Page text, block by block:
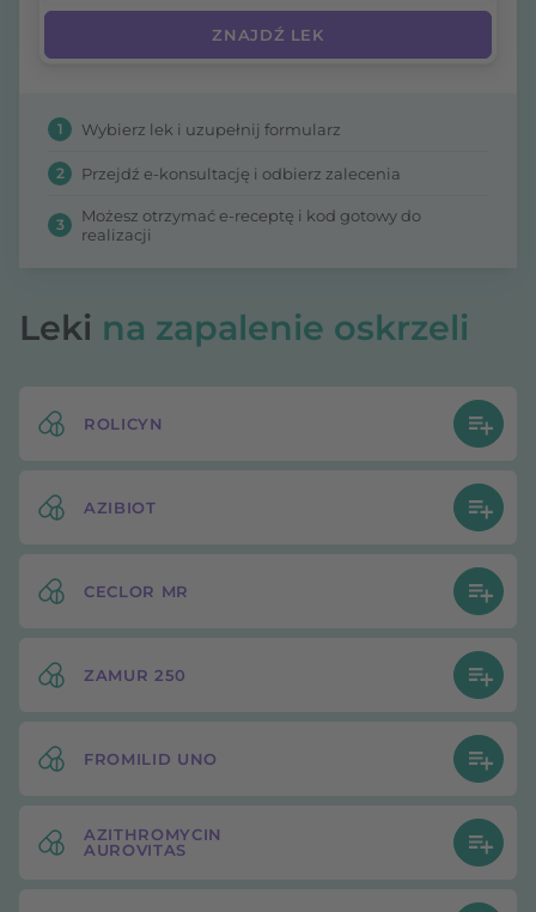
1 Wybierz lek i uzupełnij formularz
2 Przejdź e-konsultację i odbierz zalecenia
3
Możesz otrzymać e-receptę i kod gotowy do
realizacji
Leki na zapalenie oskrzeli
ROLICYN
AZIBIOT
CECLOR MR
ZAMUR 250
FROMILID UNO
AZITHROMYCIN
AUROVITAS